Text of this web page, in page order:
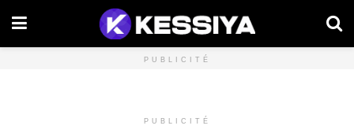
PUBLICITÉ
PUBLICITÉ